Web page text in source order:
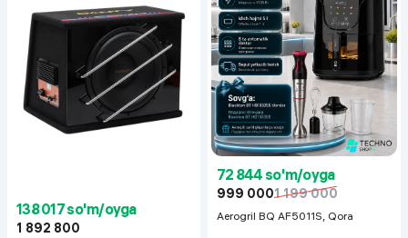
138 017 so'm/oyga
1 892 800
72 844 so'm/oyga
999 0001 199 000
Aerogril BQ AF5011S, Qora